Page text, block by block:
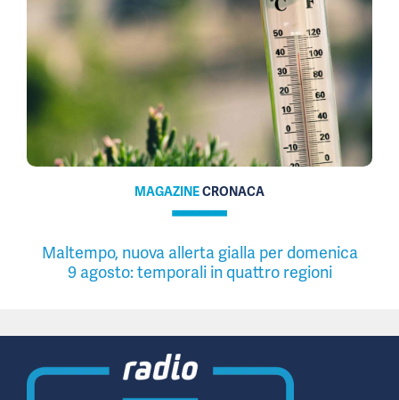
MAGAZINECRONACA
Maltempo, nuova allerta gialla per domenica
9 agosto: temporali in quattro regioni